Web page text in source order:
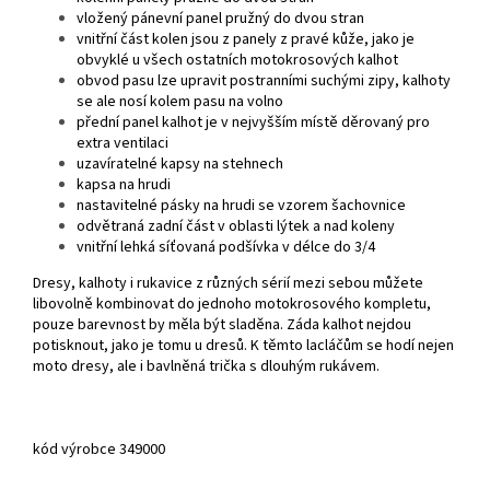
vložený pánevní panel pružný do dvou stran
vnitřní část kolen jsou z panely z pravé kůže, jako je
obvyklé u všech ostatních motokrosových kalhot
obvod pasu lze upravit postranními suchými zipy, kalhoty
se ale nosí kolem pasu na volno
přední panel kalhot je v nejvyšším místě děrovaný pro
extra ventilaci
uzavíratelné kapsy na stehnech
kapsa na hrudi
nastavitelné pásky na hrudi se vzorem šachovnice
odvětraná zadní část v oblasti lýtek a nad koleny
vnitřní lehká síťovaná podšívka v délce do 3/4
Dresy, kalhoty i rukavice z různých sérií mezi sebou můžete
libovolně kombinovat do jednoho motokrosového kompletu,
pouze barevnost by měla být sladěna. Záda kalhot nejdou
potisknout, jako je tomu u dresů. K těmto lacláčům se hodí nejen
moto dresy, ale i bavlněná trička s dlouhým rukávem.
kód výrobce 349000